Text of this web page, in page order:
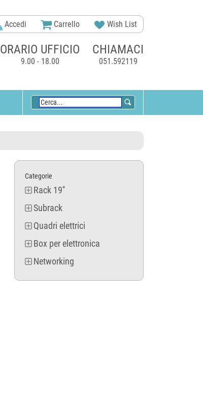
Accedi Carrello Wish List
CHIAMACI
051.592119
ORARIO UFFICIO
9.00 - 18.00
Categorie
Rack 19''
Subrack
Quadri elettrici
Box per elettronica
Networking